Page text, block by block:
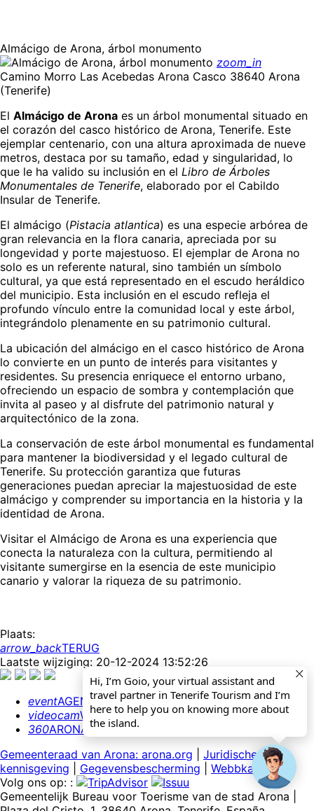
Hi, I’m Goio, your virtual assistant and
travel partner in Tenerife Tourism and I’m
here to help you on knowing more about
the island.
Almácigo de Arona, árbol monumento
zoom_in
Camino Morro Las Acebedas Arona Casco 38640 Arona
(Tenerife)
El Almácigo de Arona es un árbol monumental situado en
el corazón del casco histórico de Arona, Tenerife. Este
ejemplar centenario, con una altura aproximada de nueve
metros, destaca por su tamaño, edad y singularidad, lo
que le ha valido su inclusión en el Libro de Árboles
Monumentales de Tenerife, elaborado por el Cabildo
Insular de Tenerife.
El almácigo (Pistacia atlantica) es una especie arbórea de
gran relevancia en la flora canaria, apreciada por su
longevidad y porte majestuoso. El ejemplar de Arona no
solo es un referente natural, sino también un símbolo
cultural, ya que está representado en el escudo heráldico
del municipio. Esta inclusión en el escudo refleja el
profundo vínculo entre la comunidad local y este árbol,
integrándolo plenamente en su patrimonio cultural.
La ubicación del almácigo en el casco histórico de Arona
lo convierte en un punto de interés para visitantes y
residentes. Su presencia enriquece el entorno urbano,
ofreciendo un espacio de sombra y contemplación que
invita al paseo y al disfrute del patrimonio natural y
arquitectónico de la zona.
La conservación de este árbol monumental es fundamental
para mantener la biodiversidad y el legado cultural de
Tenerife. Su protección garantiza que futuras
generaciones puedan apreciar la majestuosidad de este
almácigo y comprender su importancia en la historia y la
identidad de Arona.
Visitar el Almácigo de Arona es una experiencia que
conecta la naturaleza con la cultura, permitiendo al
visitante sumergirse en la esencia de este municipio
canario y valorar la riqueza de su patrimonio.
Plaats:
arrow_backTERUG
Laatste wijziging: 20-12-2024 13:52:26
eventAGENDA
videocamWEBCAMS
360ARONA 360º
Gemeenteraad van Arona: arona.org
Juridische
kennisgeving
Gegevensbescherming
Webbkaart
Volg ons op: :
Gemeentelijk Bureau voor Toerisme van de stad Arona |